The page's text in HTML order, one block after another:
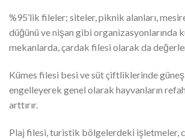
%95’lik fileler; siteler, piknik alanları,
düğünü ve nişan gibi organizasyonlarında
mekanlarda, çardak filesi olarak da
Kümes filesi besi ve süt çiftliklerinde
engelleyerek genel olarak hayvanların
arttırır.
Plaj filesi, turistik bölgelerdeki işletmeler,